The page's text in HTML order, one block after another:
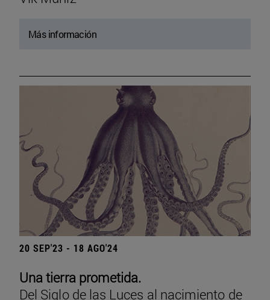
Más información
20 SEP'23 - 18 AGO'24
Una tierra prometida.
Del Siglo de las Luces al nacimiento de